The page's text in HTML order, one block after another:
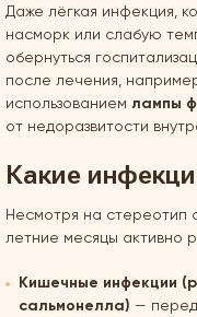
Даже лёгкая инфекция,
насморк или слабую
обернуться
после лечения,
использованием лампы
от недоразвитости
Какие
Несмотря на стереотип
летние месяцы активно
Кишечные инфекции
сальмонелла) —